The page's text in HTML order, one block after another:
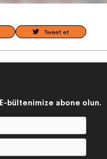
Tweet et
E-bültenimize abone olun.